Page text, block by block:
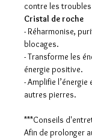
contre les
Cristal de roche
- Réharmonise,
blocages.
- Transforme les
énergie positive.
- Amplifie
autres pierres.
***Conseils
Afin de prolonger